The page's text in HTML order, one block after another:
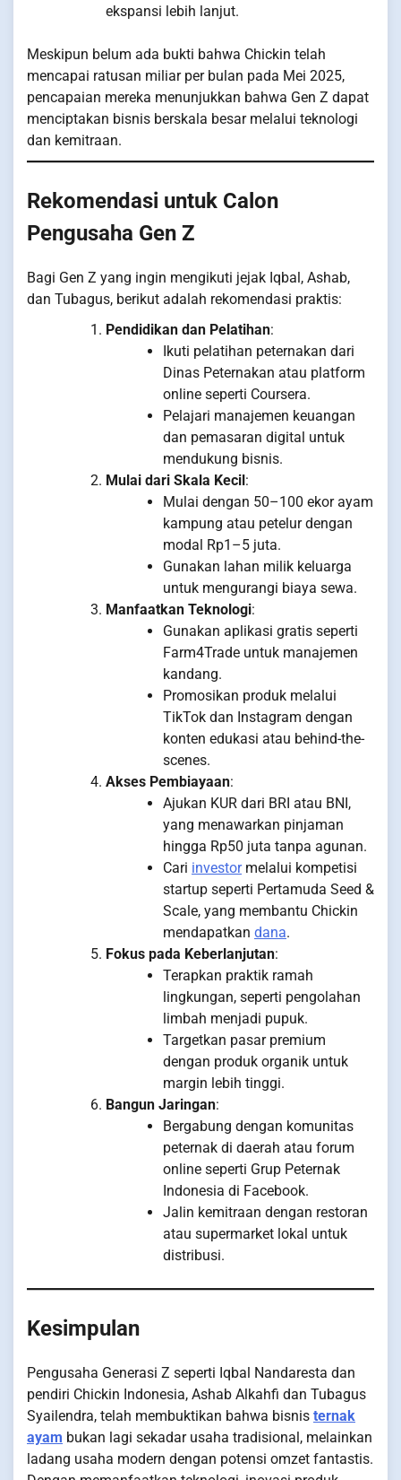
ekspansi lebih lanjut.
Meskipun belum ada bukti bahwa Chickin telah
mencapai ratusan miliar per bulan pada Mei 2025,
pencapaian mereka menunjukkan bahwa Gen Z dapat
menciptakan bisnis berskala besar melalui teknologi
dan kemitraan.
Rekomendasi untuk Calon
Pengusaha Gen Z
Bagi Gen Z yang ingin mengikuti jejak Iqbal, Ashab,
dan Tubagus, berikut adalah rekomendasi praktis:
Pendidikan dan Pelatihan:
Ikuti pelatihan peternakan dari
Dinas Peternakan atau platform
online seperti Coursera.
Pelajari manajemen keuangan
dan pemasaran digital untuk
mendukung bisnis.
Mulai dari Skala Kecil :
Mulai dengan 50–100 ekor ayam
kampung atau petelur dengan
modal Rp1–5 juta.
Gunakan lahan milik keluarga
untuk mengurangi biaya sewa.
Manfaatkan Teknologi:
Gunakan aplikasi gratis seperti
Farm4Trade untuk manajemen
kandang.
Promosikan produk melalui
TikTok dan Instagram dengan
konten edukasi atau behind-the-
scenes.
Akses Pembiayaan:
Ajukan KUR dari BRI atau BNI,
yang menawarkan pinjaman
hingga Rp50 juta tanpa agunan.
Cari investormelalui kompetisi
startup seperti Pertamuda Seed &
Scale, yang membantu Chickin
mendapatkan dana.
Fokus pada Keberlanjutan:
Terapkan praktik ramah
lingkungan, seperti pengolahan
limbah menjadi pupuk.
Targetkan pasar premium
dengan produk organik untuk
margin lebih tinggi.
Bangun Jaringan:
Bergabung dengan komunitas
peternak di daerah atau forum
online seperti Grup Peternak
Indonesia di Facebook.
Jalin kemitraan dengan restoran
atau supermarket lokal untuk
distribusi.
Kesimpulan
Pengusaha Generasi Z seperti Iqbal Nandaresta dan
pendiri Chickin Indonesia, Ashab Alkahfi dan Tubagus
Syailendra, telah membuktikan bahwa bisnis ternak
ayam bukan lagi sekadar usaha tradisional, melainkan
ladang usaha modern dengan potensi omzet fantastis.